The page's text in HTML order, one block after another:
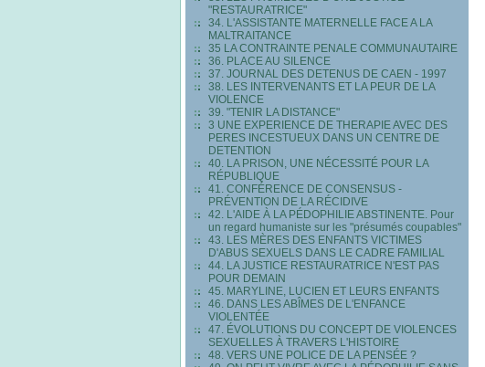
"RESTAURATRICE"
34. L'ASSISTANTE MATERNELLE FACE A LA
MALTRAITANCE
35 LA CONTRAINTE PENALE COMMUNAUTAIRE
36. PLACE AU SILENCE
37. JOURNAL DES DETENUS DE CAEN - 1997
38. LES INTERVENANTS ET LA PEUR DE LA
VIOLENCE
39. "TENIR LA DISTANCE"
3 UNE EXPERIENCE DE THERAPIE AVEC DES
PERES INCESTUEUX DANS UN CENTRE DE
DETENTION
40. LA PRISON, UNE NÉCESSITÉ POUR LA
RÉPUBLIQUE
41. CONFÉRENCE DE CONSENSUS -
PRÉVENTION DE LA RÉCIDIVE
42. L'AIDE À LA PÉDOPHILIE ABSTINENTE. Pour
un regard humaniste sur les "présumés coupables"
43. LES MÈRES DES ENFANTS VICTIMES
D'ABUS SEXUELS DANS LE CADRE FAMILIAL
44. LA JUSTICE RESTAURATRICE N'EST PAS
POUR DEMAIN
45. MARYLINE, LUCIEN ET LEURS ENFANTS
46. DANS LES ABÎMES DE L'ENFANCE
VIOLENTÉE
47. ÉVOLUTIONS DU CONCEPT DE VIOLENCES
SEXUELLES À TRAVERS L'HISTOIRE
48. VERS UNE POLICE DE LA PENSÉE ?